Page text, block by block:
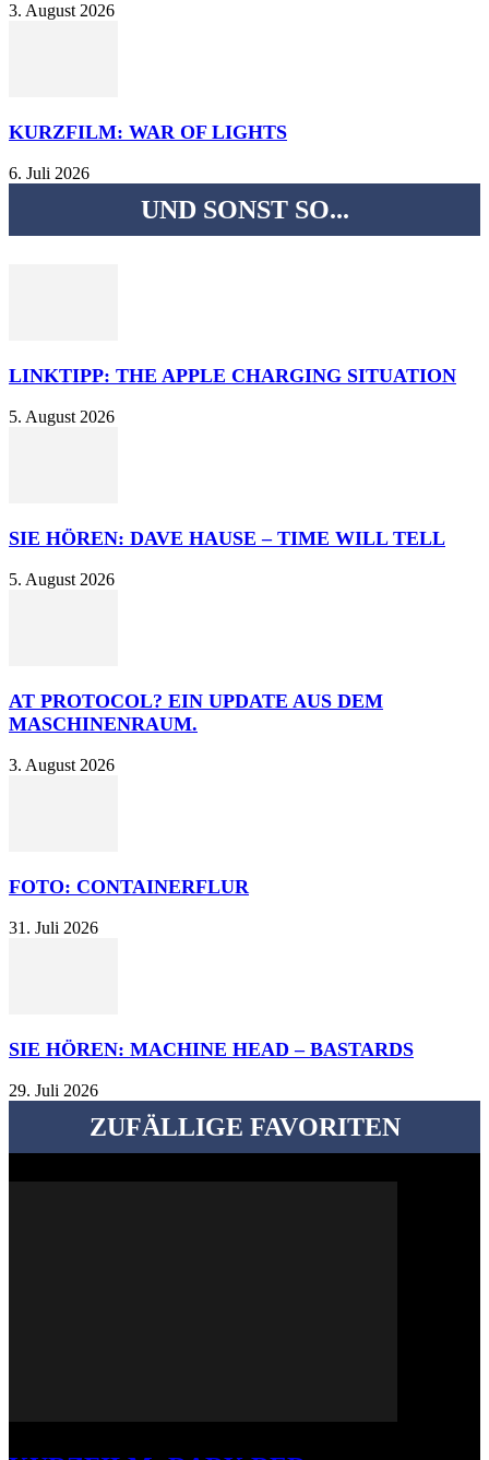
3. August 2026
KURZFILM: WAR OF LIGHTS
6. Juli 2026
UND SONST SO...
LINKTIPP: THE APPLE CHARGING SITUATION
5. August 2026
SIE HÖREN: DAVE HAUSE – TIME WILL TELL
5. August 2026
AT PROTOCOL? EIN UPDATE AUS DEM
MASCHINENRAUM.
3. August 2026
FOTO: CONTAINERFLUR
31. Juli 2026
SIE HÖREN: MACHINE HEAD – BASTARDS
29. Juli 2026
ZUFÄLLIGE FAVORITEN